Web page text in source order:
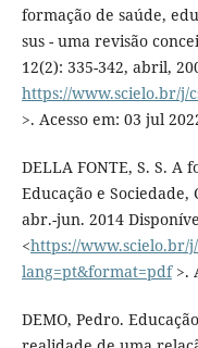
formação de saúde,
sus - uma revisão
12(2): 335-342, abril,
https://www.scielo.br/j/
>. Acesso em: 03 jul
DELLA FONTE, S. S. A
Educação e Sociedade,
abr.-jun. 2014
<https://www.scielo.br/j/
lang=pt&format=pdf>.
DEMO, Pedro.